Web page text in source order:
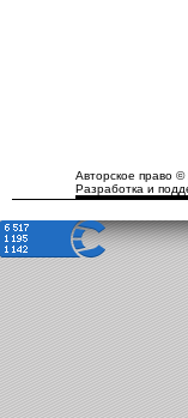
Авторское право
Разработка и